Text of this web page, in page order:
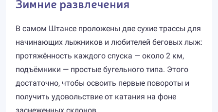
Зимние развлечения
В самом Штансе проложены две сухие трассы для
начинающих лыжников и любителей беговых лыж:
протяжённость каждого спуска — около 2 км,
подъёмники — простые бугельного типа. Этого
достаточно, чтобы освоить первые повороты и
получить удовольствие от катания на фоне